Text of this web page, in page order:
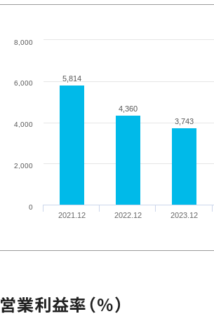
5,814
5,814
4,360
4,360
3,743
3,743
2021.12 2022.12 2023.12
0
2,000
4,000
6,000
8,000
営業利益率（％）